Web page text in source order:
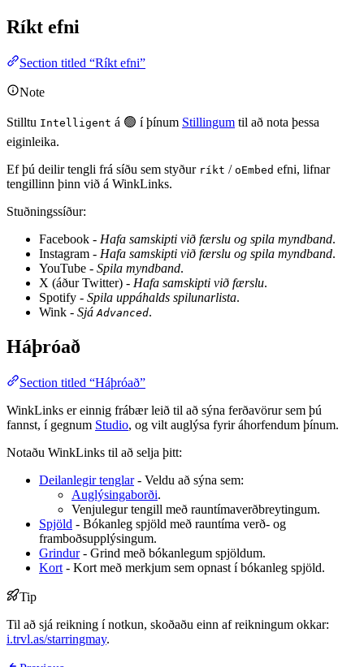
Ríkt efni
Section titled “Ríkt efni”
Note
Stilltu Intelligent á 🟢 í þínum Stillingum til að nota þessa
eiginleika.
Ef þú deilir tengli frá síðu sem styður ríkt / oEmbed efni, lifnar
tengillinn þinn við á WinkLinks.
Stuðningssíður:
Facebook - Hafa samskipti við færslu og spila myndband.
Instagram - Hafa samskipti við færslu og spila myndband.
YouTube - Spila myndband.
X (áður Twitter) - Hafa samskipti við færslu.
Spotify - Spila uppáhalds spilunarlista.
Wink - Sjá Advanced.
Háþróað
Section titled “Háþróað”
WinkLinks er einnig frábær leið til að sýna ferðavörur sem þú
fannst, í gegnum Studio, og vilt auglýsa fyrir áhorfendum þínum.
Notaðu WinkLinks til að selja þitt:
Deilanlegir tenglar- Veldu að sýna sem:
Auglýsingaborði.
Venjulegur tengill með rauntímaverðbreytingum.
Spjöld - Bókanleg spjöld með rauntíma verð- og
framboðsupplýsingum.
Grindur- Grind með bókanlegum spjöldum.
Kort - Kort með merkjum sem opnast í bókanleg spjöld.
Tip
Til að sjá reikning í notkun, skoðaðu einn af reikningum okkar:
i.trvl.as/starringmay.